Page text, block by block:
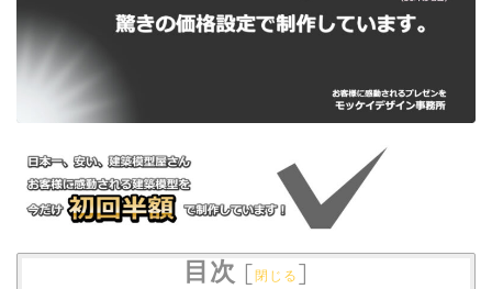
目次 [閉じる ]